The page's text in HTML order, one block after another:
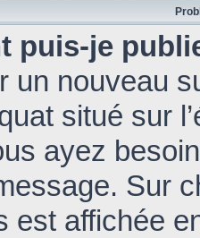
puis-je
un nouveau
situé sur
ayez
Sur
est affichée